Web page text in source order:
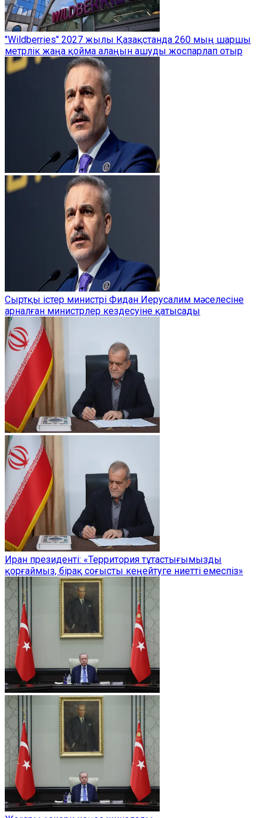
"Wildberries" 2027 жылы Қазақстанда 260 мың шаршы
метрлік жаңа қойма алаңын ашуды жоспарлап отыр
Сыртқы істер министрі Фидан Иерусалим мәселесіне
арналған министрлер кездесуіне қатысады
Иран президенті: «Территория тұтастығымызды
қорғаймыз, бірақ соғысты кеңейтуге ниетті емеспіз»